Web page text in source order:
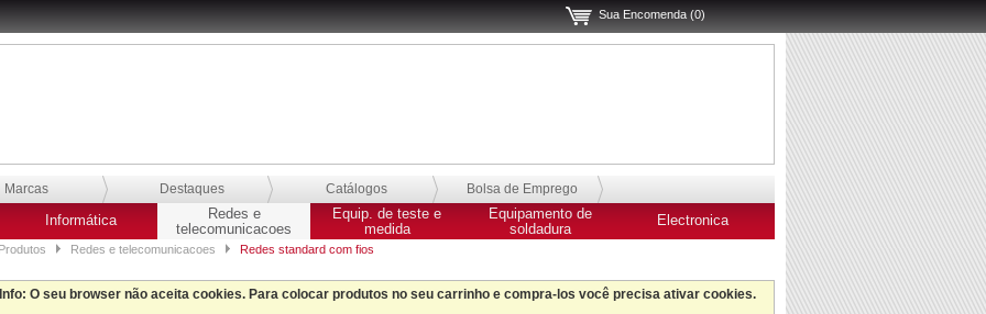
Sua Encomenda (0)
Marcas Destaques Catálogos Bolsa de Emprego
Informática
Redes e
telecomunicacoes
Equip. de teste e
medida
Equipamento de
soldadura
Electronica
Produtos Redes e telecomunicacoes Redes standard com fios
Info: O seu browser não aceita cookies. Para colocar produtos no seu carrinho e compra-los você precisa ativar cookies.